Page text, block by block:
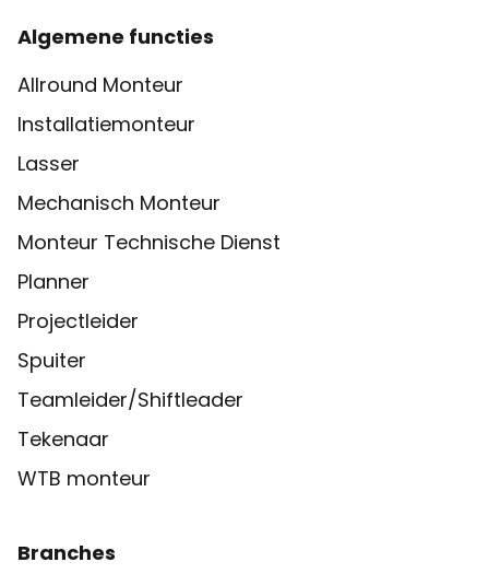
Algemene functies
Allround Monteur
Installatiemonteur
Lasser
Mechanisch Monteur
Monteur Technische Dienst
Planner
Projectleider
Spuiter
Teamleider/Shiftleader
Tekenaar
WTB monteur
Branches